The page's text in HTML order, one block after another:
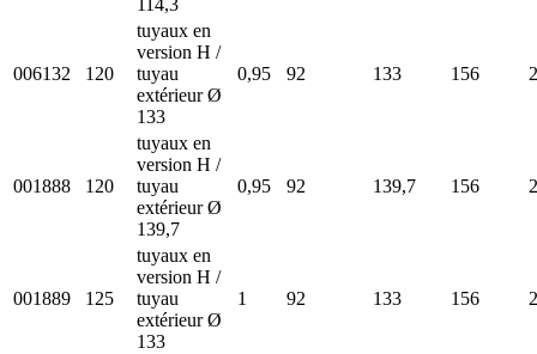
114,3
006132 120
tuyaux en
version H /
tuyau
extérieur Ø
133
0,95 92 133 156
001888 120
tuyaux en
version H /
tuyau
extérieur Ø
139,7
0,95 92 139,7 156
001889 125
tuyaux en
version H /
tuyau
extérieur Ø
133
1 92 133 156